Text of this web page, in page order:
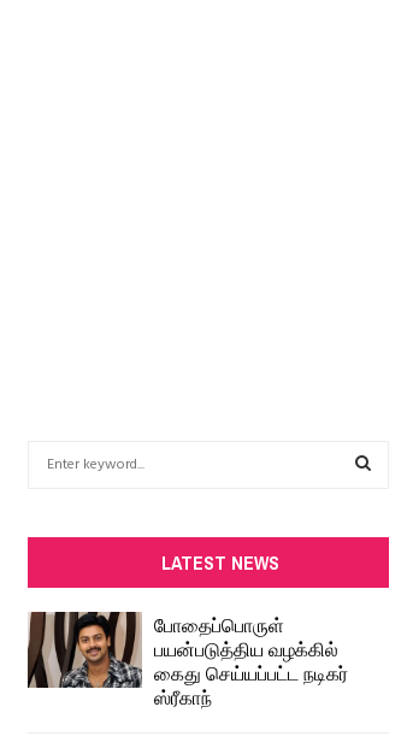
f
o
r
:
LATEST NEWS
போதைப்பொருள்
பயன்படுத்திய வழக்கில்
கைது செய்யப்பட்ட நடிகர்
ஸ்ரீகாந்